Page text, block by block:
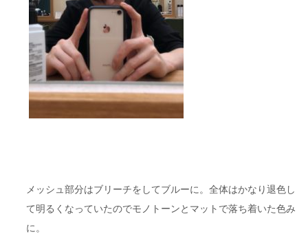
メッシュ部分はブリーチをしてブルーに。全体はかなり退色し
て明るくなっていたのでモノトーンとマットで落ち着いた色み
に。